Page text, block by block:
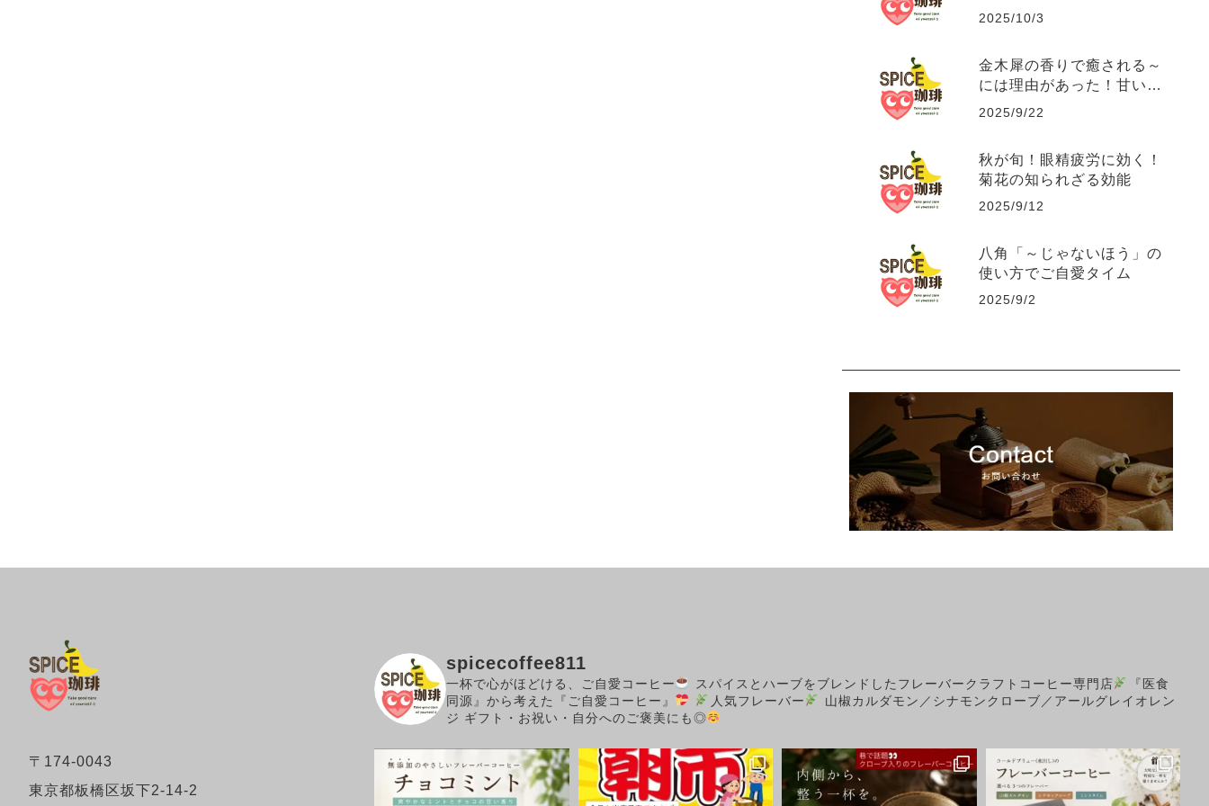
2025/10/3
金木犀の香りで癒される～
には理由があった！甘い香
りに隠された秘密の効能。
2025/9/22
秋が旬！眼精疲労に効く！
菊花の知られざる効能
2025/9/12
八角「～じゃないほう」の
使い方でご自愛タイム
2025/9/2
〒174-0043
東京都板橋区坂下2-14-2
spicecoffee811
一杯で心がほどける、ご自愛コーヒー スパイスとハーブをブレンドしたフレーバークラフトコーヒー専門店
『医食
同源』から考えた『ご自愛コーヒー』
人気フレーバー
山椒カルダモン／シナモンクローブ／アールグレイオレン
ジ ギフト・お祝い・自分へのご褒美にも◎